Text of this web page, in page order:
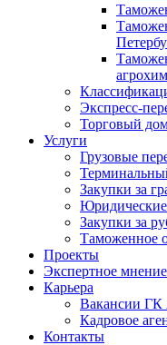
Экспресс-
Торговый
Услуги
Грузовые
Закупки за
Юридические
Закупки за
Таможенное
Проекты
Экспертное мнение
Карьера
Вакансии
Кадровое
Контакты